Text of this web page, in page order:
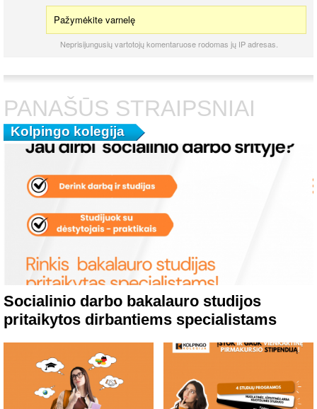
Pažymėkite varnelę
Neprisijungusių vartotojų komentaruose rodomas jų IP adresas.
PANAŠŪS STRAIPSNIAI
Kolpingo kolegija
Socialinio darbo bakalauro studijos
pritaikytos dirbantiems specialistams